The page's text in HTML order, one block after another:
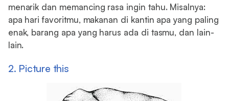
menarik dan memancing rasa ingin tahu. Misalnya:
apa hari favoritmu, makanan di kantin apa yang paling
enak, barang apa yang harus ada di tasmu, dan lain-
lain.
2. Picture this